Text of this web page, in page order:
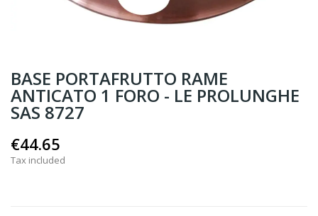
BASE PORTAFRUTTO RAME
ANTICATO 1 FORO - LE PROLUNGHE
SAS 8727
€44.65
Tax included